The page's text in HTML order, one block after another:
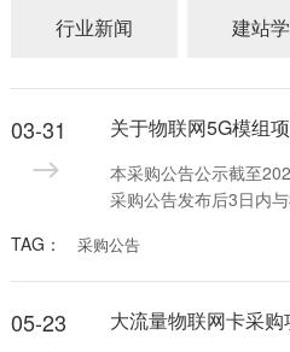
行业新闻 建站
03-31 关于物联网5G模组
本采购公告公示截至
采购公告发布后3日内
TAG： 采购公告
05-23 大流量物联网卡采